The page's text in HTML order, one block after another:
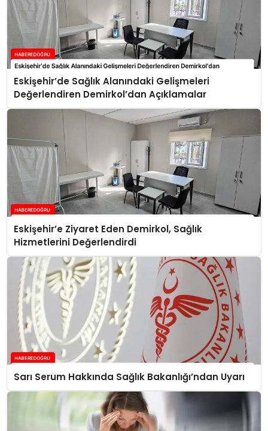
Eskişehir’de Sağlık Alanındaki Gelişmeleri
Değerlendiren Demirkol’dan Açıklamalar
Eskişehir’e Ziyaret Eden Demirkol, Sağlık
Hizmetlerini Değerlendirdi
Sarı Serum Hakkında Sağlık Bakanlığı’ndan Uyarı